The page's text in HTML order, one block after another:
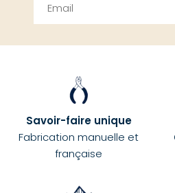
Savoir-faire unique
Fabrication manuelle et
française